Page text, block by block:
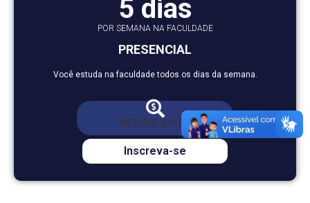
5 dias
POR SEMANA NA FACULDADE
PRESENCIAL
Você estuda na faculdade todos os dias da semana.
MENSALIDADE
R$ 970,00 POR *R$ 436,50
*Valor com 55% de bolsa
Inscreva-se